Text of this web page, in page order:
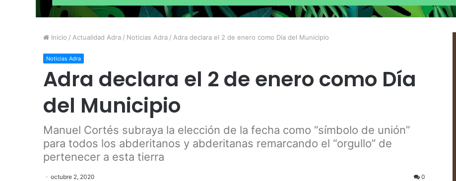
Inicio / Actualidad Adra / Noticias Adra / Adra declara el 2 de enero como Día del Municipio
Noticias Adra
Adra declara el 2 de enero como Día
del Municipio
Manuel Cortés subraya la elección de la fecha como “símbolo de unión”
para todos los abderitanos y abderitanas remarcando el “orgullo” de
pertenecer a esta tierra
octubre 2, 2020 0